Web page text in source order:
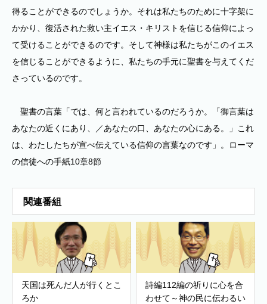
得ることができるのでしょうか。それは私たちのために十字架に
かかり、復活された救い主イエス・キリストを信じる信仰によっ
て受けることができるのです。そして神様は私たちがこのイエス
を信じることができるように、私たちの手元に聖書を与えてくだ
さっているのです。
聖書の言葉「では、何と言われているのだろうか。「御言葉は
あなたの近くにあり、／あなたの口、あなたの心にある。」これ
は、わたしたちが宣べ伝えている信仰の言葉なのです」。ローマ
の信徒への手紙10章8節
関連番組
天国は死んだ人が行くとこ
ろか
詩編112編の祈りに心を合
わせて～神の民に伝わるい